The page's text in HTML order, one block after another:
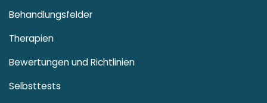
Behandlungsfelder
Therapien
Bewertungen und Richtlinien
Selbsttests